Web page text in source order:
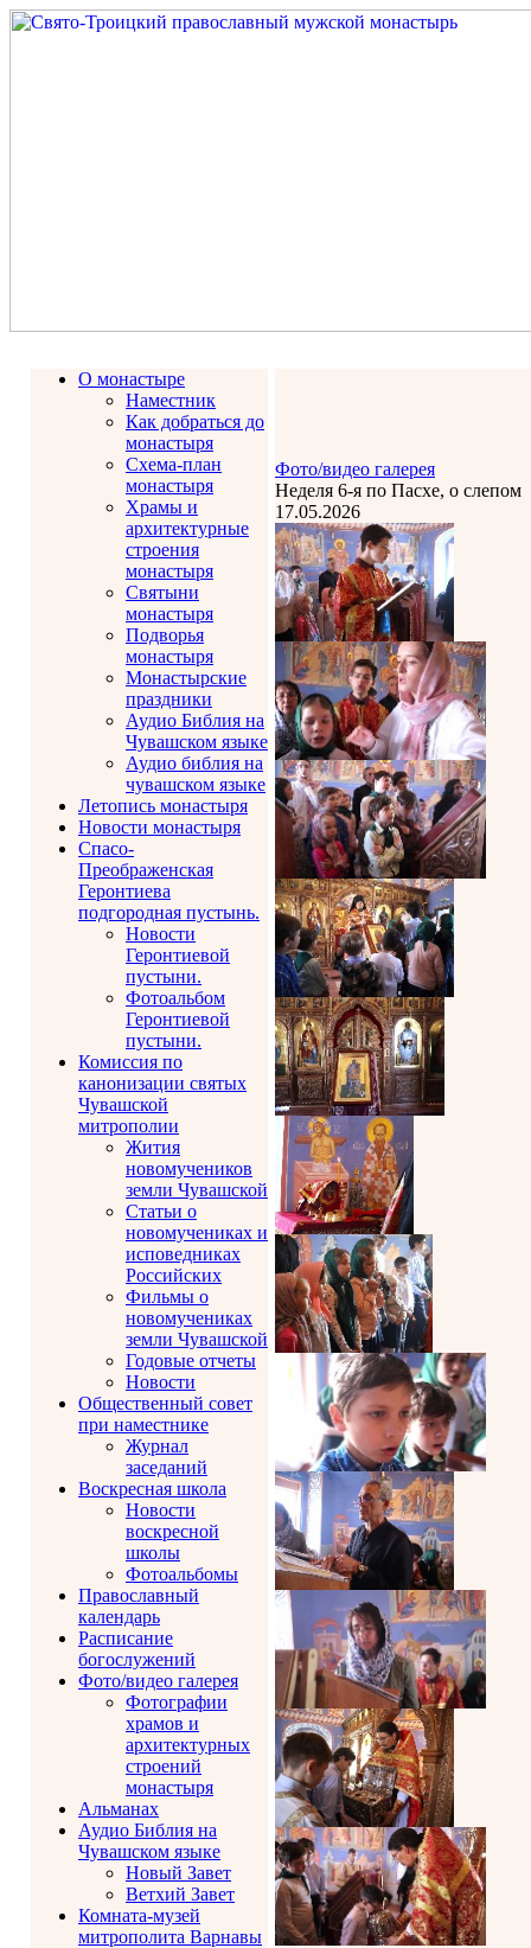
О монастыре
Наместник
Как добраться до
монастыря
Схема-план
монастыря
Храмы и
архитектурные
строения
монастыря
Святыни
монастыря
Подворья
монастыря
Монастырские
праздники
Аудио Библия на
Чувашском языке
Аудио библия на
чувашском языке
Летопись монастыря
Новости монастыря
Спасо-
Преображенская
Геронтиева
подгородная пустынь.
Новости
Геронтиевой
пустыни.
Фотоальбом
Геронтиевой
пустыни.
Комиссия по
канонизации святых
Чувашской
митрополии
Жития
новомучеников
земли Чувашской
Статьи о
новомучениках и
исповедниках
Российских
Фильмы о
новомучениках
земли Чувашской
Годовые отчеты
Новости
Общественный совет
при наместнике
Журнал
заседаний
Воскресная школа
Новости
воскресной
школы
Фотоальбомы
Православный
календарь
Расписание
богослужений
Фото/видео галерея
Фотографии
храмов и
архитектурных
строений
монастыря
Альманах
Аудио Библия на
Чувашском языке
Новый Завет
Ветхий Завет
Комната-музей
митрополита Варнавы
Фото/видео галерея
Неделя 6-я по Пасхе, о слепом
17.05.2026